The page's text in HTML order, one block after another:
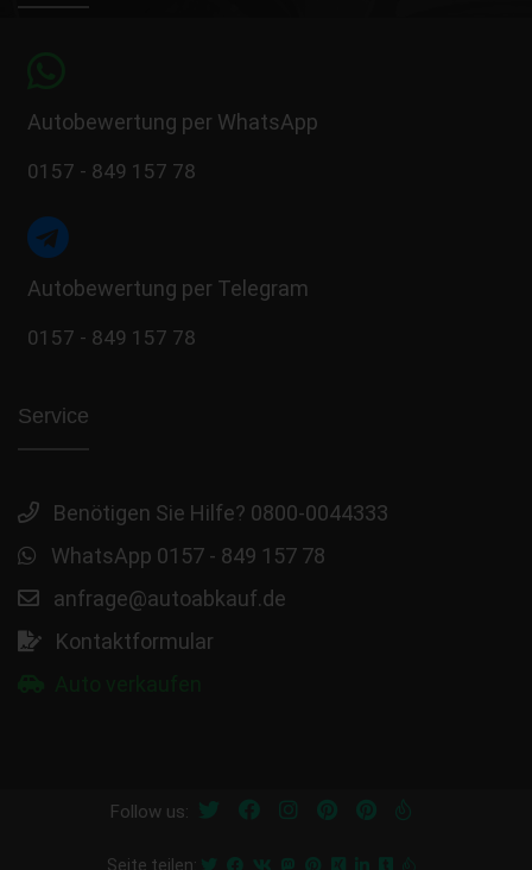
Autobewertung per WhatsApp
0157 - 849 157 78
Autobewertung per Telegram
0157 - 849 157 78
Service
Benötigen Sie Hilfe? 0800-0044333
WhatsApp 0157 - 849 157 78
anfrage@autoabkauf.de
Kontaktformular
Follow us:
Seite teilen: